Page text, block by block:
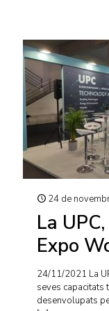
24 de
La
Expo
24/11/2021 La
seves capacitats
desenvolupats